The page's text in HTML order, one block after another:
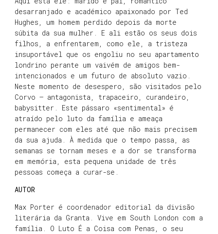
desarranjado e académico apaixonado por Ted
Hughes, um homem perdido depois da morte
súbita da sua mulher. E ali estão os seus dois
filhos, a enfrentarem, como ele, a tristeza
insuportável que os engoliu no seu apartamento
londrino perante um vaivém de amigos bem-
intencionados e um futuro de absoluto vazio.
Neste momento de desespero, são visitados pelo
Corvo – antagonista, trapaceiro, curandeiro,
babysitter. Este pássaro «sentimental» é
atraído pelo luto da família e ameaça
permanecer com eles até que não mais precisem
da sua ajuda. À medida que o tempo passa, as
semanas se tornam meses e a dor se transforma
em memória, esta pequena unidade de três
pessoas começa a curar-se.
AUTOR
Max Porter é coordenador editorial da divisão
literária da Granta. Vive em South London com a
família. O Luto É a Coisa com Penas, o seu